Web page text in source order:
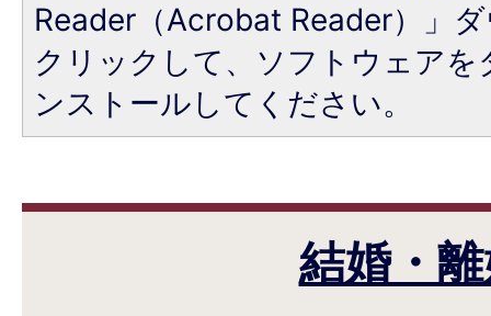
Reader（Acrobat Reader）」
クリックして、ソフトウェア
ンストールしてください。
結婚・